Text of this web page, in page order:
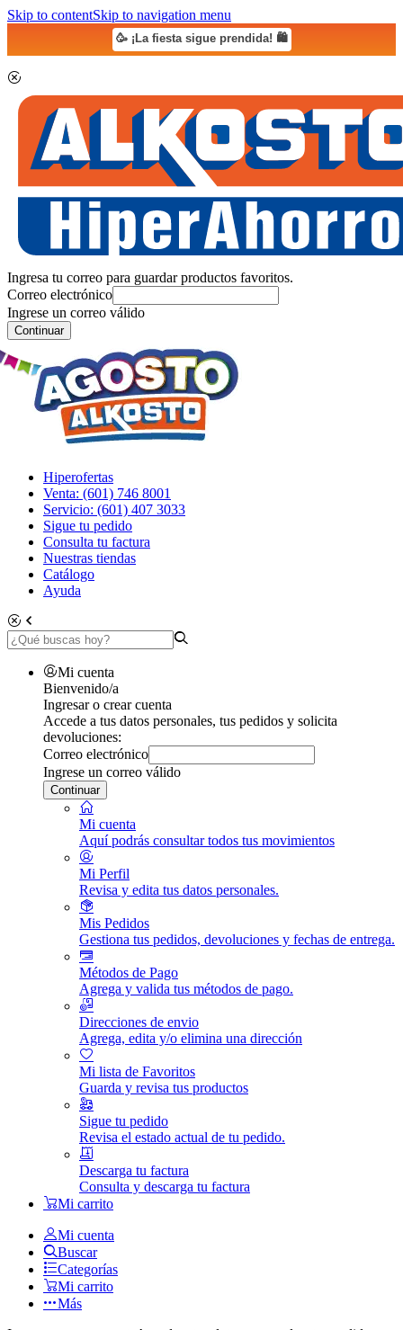
Skip to contentSkip to navigation menu
🥳 ¡La fiesta sigue prendida! 🛍️
Ingresa tu correo para guardar productos favoritos.
Correo electrónico
Ingrese un correo válido
Continuar
Hiperofertas
Venta: (601) 746 8001
Servicio: (601) 407 3033
Sigue tu pedido
Consulta tu factura
Nuestras tiendas
Catálogo
Ayuda
Mi cuenta
Bienvenido/a
Ingresar o crear cuenta
Accede a tus datos personales, tus pedidos y solicita
devoluciones:
Correo electrónico
Ingrese un correo válido
Continuar
Mi cuenta
Aquí podrás consultar todos tus movimientos
Mi Perfil
Revisa y edita tus datos personales.
Mis Pedidos
Gestiona tus pedidos, devoluciones y fechas de entrega.
Métodos de Pago
Agrega y valida tus métodos de pago.
Direcciones de envio
Agrega, edita y/o elimina una dirección
Mi lista de Favoritos
Guarda y revisa tus productos
Sigue tu pedido
Revisa el estado actual de tu pedido.
Descarga tu factura
Consulta y descarga tu factura
Mi carrito
Mi cuenta
Buscar
Categorías
Mi carrito
Más